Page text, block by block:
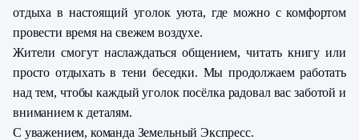
отдыха в настоящий уголок уюта, где можно с комфортом
провести время на свежем воздухе.
Жители смогут наслаждаться общением, читать книгу или
просто отдыхать в тени беседки. Мы продолжаем работать
над тем, чтобы каждый уголок посёлка радовал вас заботой и
вниманием к деталям.
С уважением, команда Земельный Экспресс.